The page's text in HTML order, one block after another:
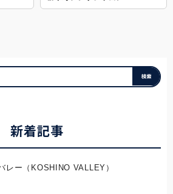
新着記事
レー（KOSHINO VALLEY）